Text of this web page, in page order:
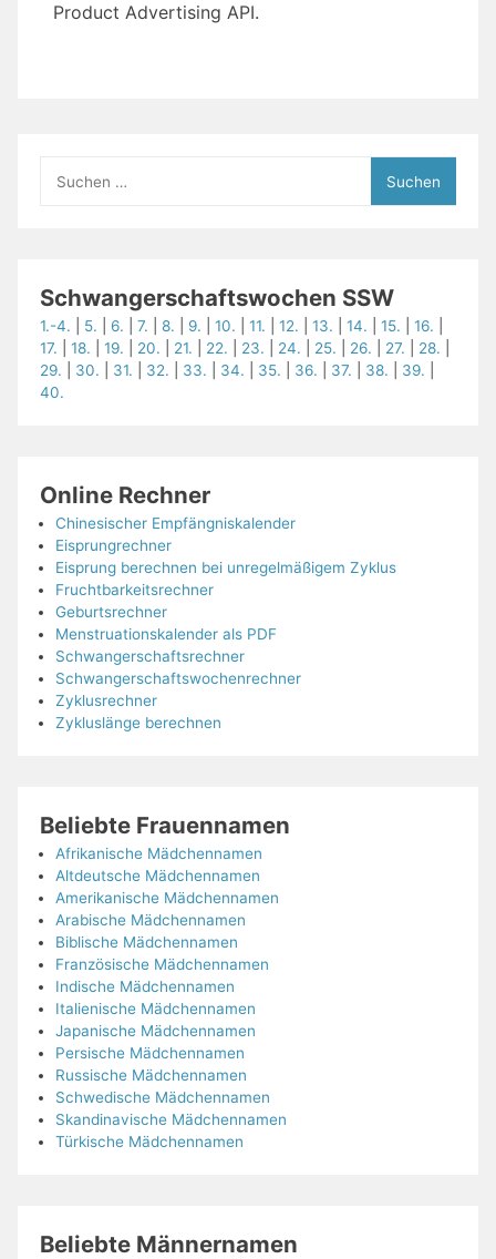
Product Advertising API.
nach:
Schwangerschaftswochen SSW
1.-4. 5. 6. |7. |8. 9. |10. |11. |12. |13. |14. |15. |16.
17. |18. |19. 20. 21. 22. 23. 24. 25. 26. 27. 28.
29.
30. 31. 32. 33. 34. 35. 36. 37. 38. 39.
40.
Online Rechner
Chinesischer Empfängniskalender
Eisprungrechner
Eisprung berechnen bei unregelmäßigem Zyklus
Fruchtbarkeitsrechner
Geburtsrechner
Menstruationskalender als PDF
Schwangerschaftsrechner
Schwangerschaftswochenrechner
Zyklusrechner
Zykluslänge berechnen
Beliebte Frauennamen
Afrikanische Mädchennamen
Altdeutsche Mädchennamen
Amerikanische Mädchennamen
Arabische Mädchennamen
Biblische Mädchennamen
Französische Mädchennamen
Indische Mädchennamen
Italienische Mädchennamen
Japanische Mädchennamen
Persische Mädchennamen
Russische Mädchennamen
Schwedische Mädchennamen
Skandinavische Mädchennamen
Türkische Mädchennamen
Beliebte Männernamen